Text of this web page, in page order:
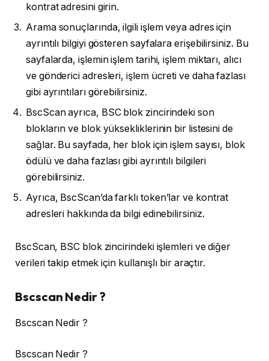
kontrat adresini girin.
Arama sonuçlarında, ilgili işlem veya adres için
ayrıntılı bilgiyi gösteren sayfalara erişebilirsiniz. Bu
sayfalarda, işlemin işlem tarihi, işlem miktarı, alıcı
ve gönderici adresleri, işlem ücreti ve daha fazlası
gibi ayrıntıları görebilirsiniz.
BscScan ayrıca, BSC blok zincirindeki son
blokların ve blok yüksekliklerinin bir listesini de
sağlar. Bu sayfada, her blok için işlem sayısı, blok
ödülü ve daha fazlası gibi ayrıntılı bilgileri
görebilirsiniz.
Ayrıca, BscScan’da farklı token’lar ve kontrat
adresleri hakkında da bilgi edinebilirsiniz.
BscScan, BSC blok zincirindeki işlemleri ve diğer
verileri takip etmek için kullanışlı bir araçtır.
Bscscan Nedir ?
Bscscan Nedir ?
Bscscan Nedir ?